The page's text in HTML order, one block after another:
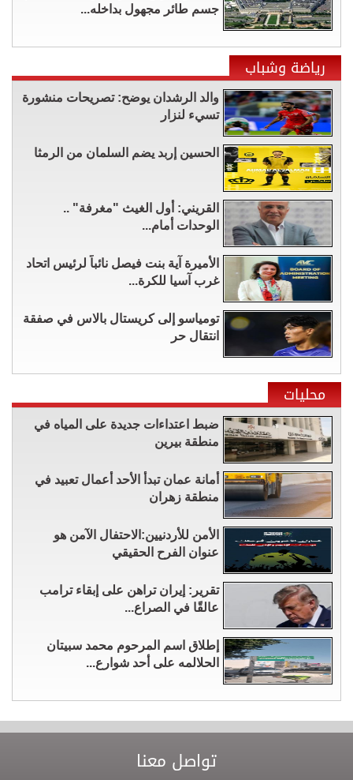
جسم طائر مجهول بداخله...
رياضة وشباب
والد الرشدان يوضح: تصريحات منشورة
تسيء لنزار
الحسين إربد يضم السلمان من الرمثا
القريني: أول الغيث "مغرفة" ..
الوحدات أمام...
الأميرة آية بنت فيصل نائباً لرئيس اتحاد
غرب آسيا للكرة...
تومياسو إلى كريستال بالاس في صفقة
انتقال حر
محليات
ضبط اعتداءات جديدة على المياه في
منطقة بيرين
أمانة عمان تبدأ الأحد أعمال تعبيد في
منطقة زهران
الأمن للأردنيين:الاحتفال الآمن هو
عنوان الفرح الحقيقي
تقرير: إيران تراهن على إبقاء ترامب
عالقًا في الصراع...
إطلاق اسم المرحوم محمد سبيتان
الحلالمه على أحد شوارع...
تواصل معنا